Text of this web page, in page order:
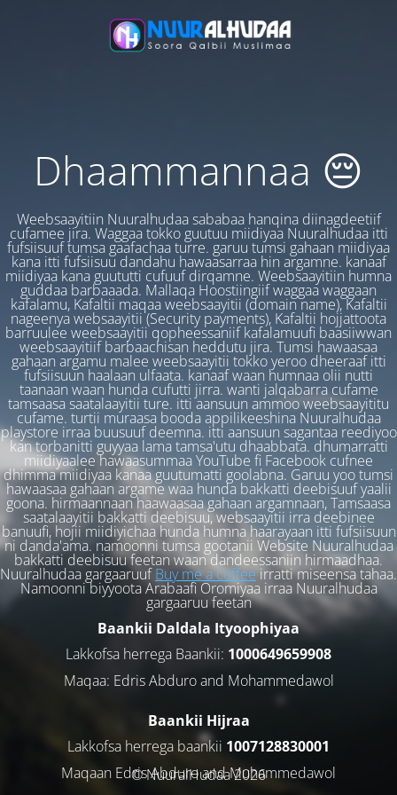
Dhaammannaa 😔
Weebsaayitiin Nuuralhudaa sababaa hanqina diinagdeetiif
cufamee jira. Waggaa tokko guutuu miidiyaa Nuuralhudaa itti
fufsiisuuf tumsa gaafachaa turre. garuu tumsi gahaan miidiyaa
kana itti fufsiisuu dandahu hawaasarraa hin argamne. kanaaf
miidiyaa kana guututti cufuuf dirqamne. Weebsaayitiin humna
guddaa barbaaada. Mallaqa Hoostiingiif waggaa waggaan
kafalamu, Kafaltii maqaa weebsaayitii (domain name), Kafaltii
nageenya websaayitii (Security payments), Kafaltii hojjattoota
barruulee weebsaayitii qopheessaniif kafalamuufi baasiiwwan
weebsaayitiif barbaachisan heddutu jira. Tumsi hawaasaa
gahaan argamu malee weebsaayitii tokko yeroo dheeraaf itti
fufsiisuun haalaan ulfaata. kanaaf waan humnaa olii nutti
taanaan waan hunda cufutti jirra. wanti jalqabarra cufame
tamsaasa saatalaayitii ture. itti aansuun ammoo weebsaayititu
cufame. turtii muraasa booda appilikeeshina Nuuralhudaa
playstore irraa buusuuf deemna. itti aansuun sagantaa reediyoo
kan torbanitti guyyaa lama tamsa'utu dhaabbata. dhumarratti
miidiyaalee hawaasummaa YouTube fi Facebook cufnee
dhimma miidiyaa kanaa guutumatti goolabna. Garuu yoo tumsi
hawaasaa gahaan argame waa hunda bakkatti deebisuuf yaalii
goona. hirmaannaan haawaasaa gahaan argamnaan, Tamsaasa
saatalaayitii bakkatti deebisuu, websaayitii irra deebinee
banuufi, hojii miidiyichaa hunda humna haarayaan itti fufsiisuun
ni danda'ama. namoonni tumsa gootanii Website Nuuralhudaa
bakkatti deebisuu feetan waan dandeessaniin hirmaadhaa.
Nuuralhudaa gargaaruufBuy me a coffeeirratti miseensa tahaa.
Namoonni biyyoota Arabaafi Oromiyaa irraa Nuuralhudaa
gargaaruu feetan
Baankii Daldala Ityoophiyaa
Lakkofsa herrega Baankii: 1000649659908
Maqaa: Edris Abduro and Mohammedawol
Baankii Hijraa
Lakkofsa herrega baankii 1007128830001
Maqaan Edris Abduro and Muhammedawol
© NuuralHudaa 2026